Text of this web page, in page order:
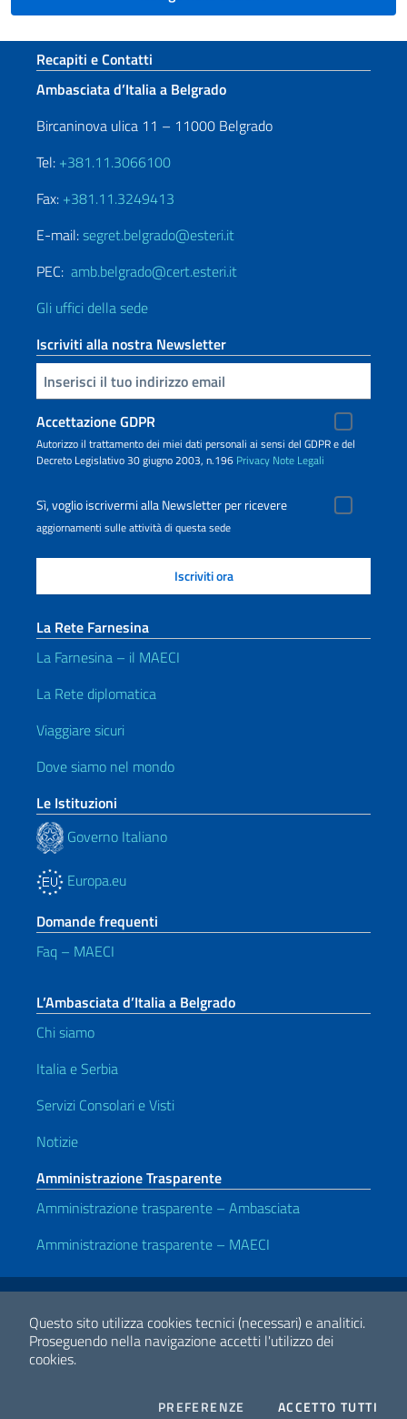
Questo sito utilizza cookies tecnici (necessari) e analitici.
Proseguendo nella navigazione accetti l'utilizzo dei
cookies.
PREFERENZE COOKIESACCETTO TUTTI
Sezione footer
Recapiti e Contatti
Ambasciata d’Italia a Belgrado
Bircaninova ulica 11 – 11000 Belgrado
Tel: +381.11.3066100
Fax: +381.11.3249413
E-mail:segret.belgrado@esteri.it
PEC: amb.belgrado@cert.esteri.it
Gli uffici della sede
Iscriviti alla nostra Newsletter
Inserisci la tua email
Accettazione GDPR
Autorizzo il trattamento dei miei dati personali ai sensi del GDPR e del
Decreto Legislativo 30 giugno 2003, n.196 Privacy Note Legali
Sì, voglio iscrivermi alla Newsletter per ricevere
aggiornamenti sulle attività di questa sede
La Rete Farnesina
La Farnesina – il MAECI
La Rete diplomatica
Viaggiare sicuri
Dove siamo nel mondo
Le Istituzioni
Governo Italiano
Europa.eu
Domande frequenti
Faq – MAECI
L’Ambasciata d’Italia a Belgrado
Chi siamo
Italia e Serbia
Servizi Consolari e Visti
Notizie
Amministrazione Trasparente
Amministrazione trasparente – Ambasciata
Amministrazione trasparente – MAECI
Link Utili